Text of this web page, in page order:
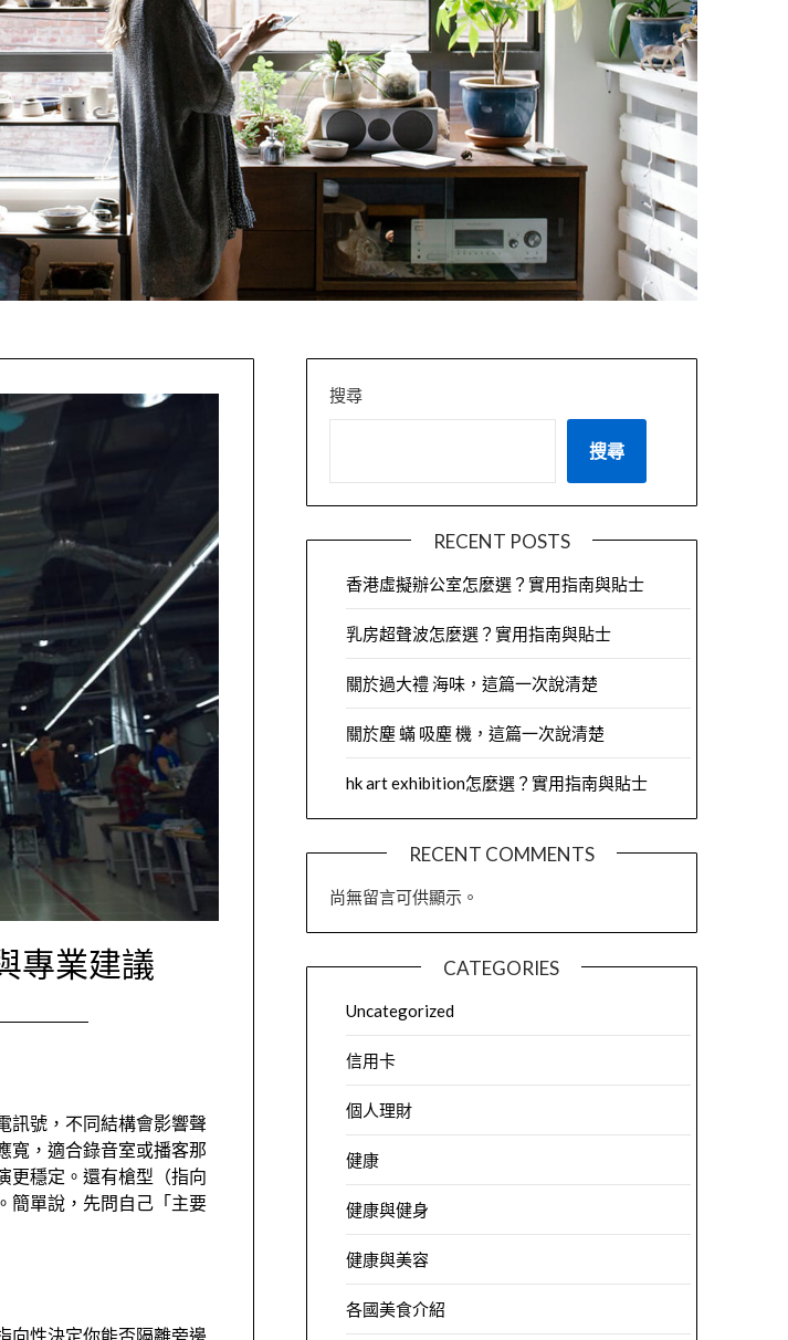
專業建議
訊號，不同結構會影響聲
寬，適合錄音室或播客那
更穩定。還有槍型（指向
簡單說，先問自己「主要
向性決定你能否隔離旁邊
搜尋
搜尋
RECENT POSTS
香港虛擬辦公室怎麼選？實用指南與貼士
乳房超聲波怎麼選？實用指南與貼士
關於過大禮 海味，這篇一次說清楚
關於塵 蟎 吸塵 機，這篇一次說清楚
hk art exhibition怎麼選？實用指南與貼士
RECENT COMMENTS
尚無留言可供顯示。
CATEGORIES
Uncategorized
信用卡
個人理財
健康
健康與健身
健康與美容
各國美食介紹